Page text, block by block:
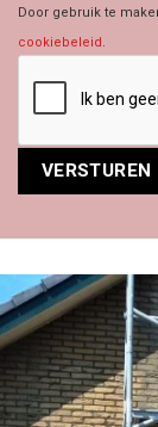
Door gebruik te
cookiebeleid .